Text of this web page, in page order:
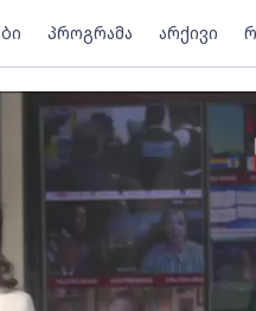
პროგრამა არქივი